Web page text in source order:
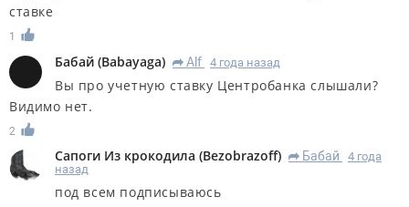
ставке
1
Бабай (Babayaga) R Alf 4 года назад
Вы про учетную ставку Центробанка слышали?
Видимо нет.
2
Сапоги Из крокодила (Bezobrazoff) R Бабай
4 года
назад
под всем подписываюсь